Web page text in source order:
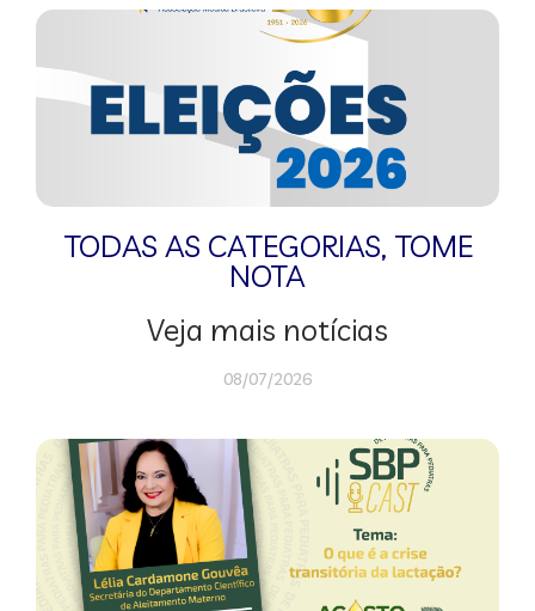
TODAS AS CATEGORIAS, TOME
NOTA
Veja mais notícias
08/07/2026